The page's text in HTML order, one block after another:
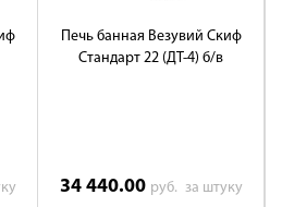
Печь банная Везувий Скиф
Стандарт 22 (ДТ-4) б/в
34 440.00 руб. за штуку